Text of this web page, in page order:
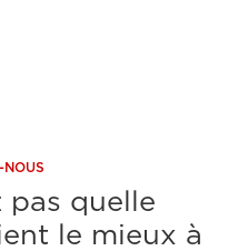
NOUS
pas quelle
le mieux à